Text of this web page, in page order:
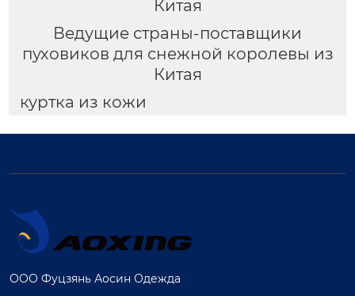
Китая
Ведущие страны-поставщики
пуховиков для снежной королевы из
Китая
куртка из кожи
ООО Фуцзянь Аосин Одежда